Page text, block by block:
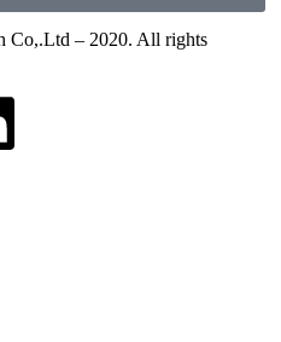
Co,.Ltd – 2020. All rights